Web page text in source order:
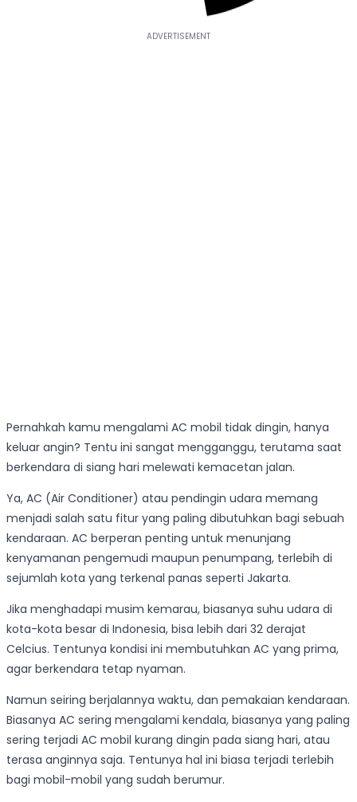
Pernahkah kamu mengalami AC mobil tidak dingin, hanya
keluar angin? Tentu ini sangat mengganggu, terutama saat
berkendara di siang hari melewati kemacetan jalan.
Ya, AC (Air Conditioner) atau pendingin udara memang
menjadi salah satu fitur yang paling dibutuhkan bagi sebuah
kendaraan. AC berperan penting untuk menunjang
kenyamanan pengemudi maupun penumpang, terlebih di
sejumlah kota yang terkenal panas seperti Jakarta.
Jika menghadapi musim kemarau, biasanya suhu udara di
kota-kota besar di Indonesia, bisa lebih dari 32 derajat
Celcius. Tentunya kondisi ini membutuhkan AC yang prima,
agar berkendara tetap nyaman.
Namun seiring berjalannya waktu, dan pemakaian kendaraan.
Biasanya AC sering mengalami kendala, biasanya yang paling
sering terjadi AC mobil kurang dingin pada siang hari, atau
terasa anginnya saja. Tentunya hal ini biasa terjadi terlebih
bagi mobil-mobil yang sudah berumur.